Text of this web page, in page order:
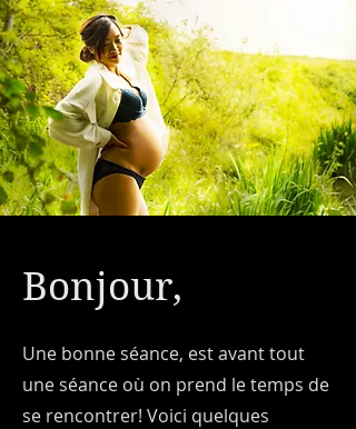
Bonjour,
Une bonne séance, est avant tout
une séance où on prend le temps de
se rencontrer! Voici quelques